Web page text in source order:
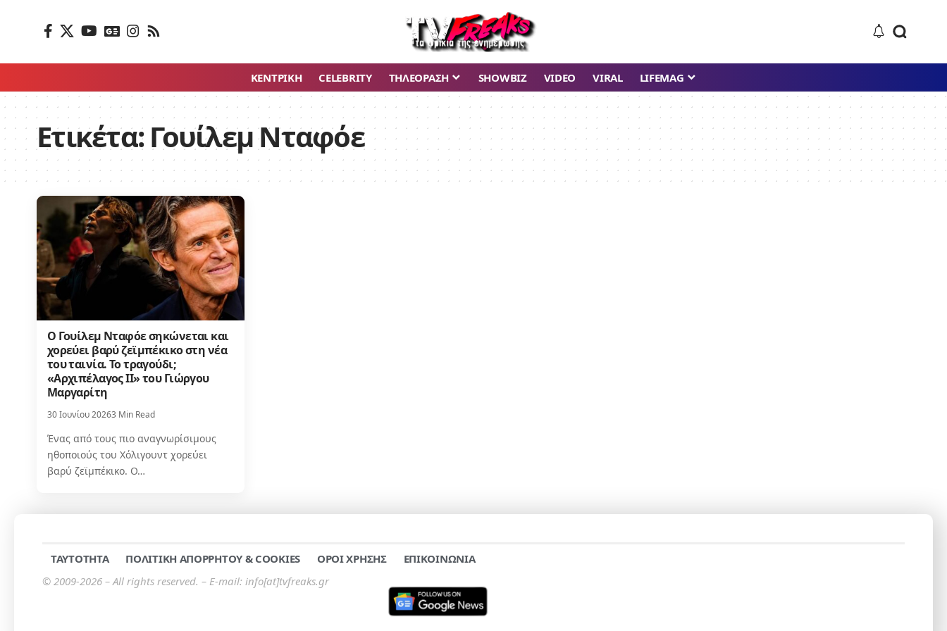
ΚΕΝΤΡΙΚΗ CELEBRITY ΤΗΛΕΟΡΑΣΗ SHOWBIZ VIDEO VIRAL LIFEMAG
Ετικέτα: Γουίλεμ Νταφόε
Ο Γουίλεμ Νταφόε σηκώνεται και
χορεύει βαρύ ζεϊμπέκικο στη νέα
του ταινία. Το τραγούδι;
«Αρχιπέλαγος ΙΙ» του Γιώργου
Μαργαρίτη
30 Ιουνίου 20263 Min Read
Ένας από τους πιο αναγνωρίσιμους
ηθοποιούς του Χόλιγουντ χορεύει
βαρύ ζεϊμπέκικο. Ο…
TAYTOTHTA ΠΟΛΙΤΙΚΗ ΑΠΟΡΡΗΤΟΥ & COOKIES ΟΡΟΙ ΧΡΗΣΗΣ
ΕΠΙΚΟΙΝΩΝΙΑ
© 2009-2026 – All rights reserved. – E-mail: info[at]tvfreaks.gr